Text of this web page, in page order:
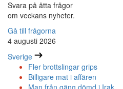
Svara på åtta frågor
om veckans nyheter.
Gå till frågorna
4 augusti 2026
Sverige
Fler brottslingar grips
Billigare mat i affären